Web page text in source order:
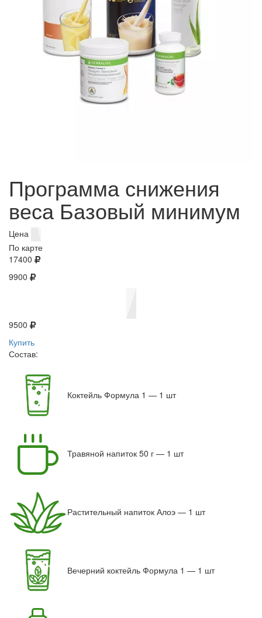
Программа снижения
веса Базовый минимум
Цена
По карте
17400
9900
9500
Купить
Состав:
Коктейль Формула 1 — 1 шт
Травяной напиток 50 г — 1 шт
Растительный напиток Алоэ — 1 шт
Вечерний коктейль Формула 1 — 1 шт